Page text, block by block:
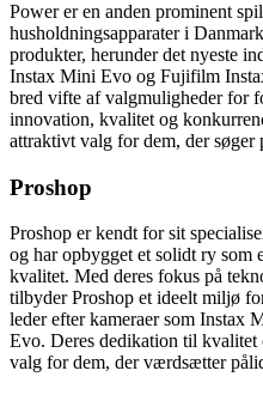
Power er en anden prominent
husholdningsapparater i
produkter, herunder det nyeste
Instax Mini Evo og Fujifilm
bred vifte af valgmuligheder for
innovation, kvalitet og
attraktivt valg for dem, der søger
Proshop
Proshop er kendt for sit
og har opbygget et solidt ry som
kvalitet. Med deres fokus på
tilbyder Proshop et ideelt miljø
leder efter kameraer som
Evo. Deres dedikation til
valg for dem, der værdsætter